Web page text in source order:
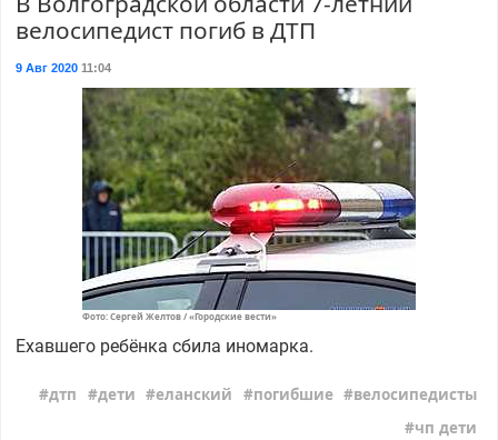
велосипедист погиб в ДТП
9 Авг 202011:04
Фото: Сергей Желтов / «Городские вести»
Ехавшего ребёнка сбила иномарка.
дтп дети еланский погибшие
велосипедисты
чп дети